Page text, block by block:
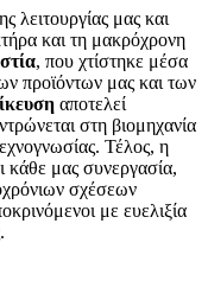
λειτουργίας μας και
και τη μακρόχρονη
, που χτίστηκε μέσα
προϊόντων μας και των
αποτελεί
στη βιομηχανία
Τέλος, η
κάθε μας συνεργασία,
σχέσεων
με ευελιξία